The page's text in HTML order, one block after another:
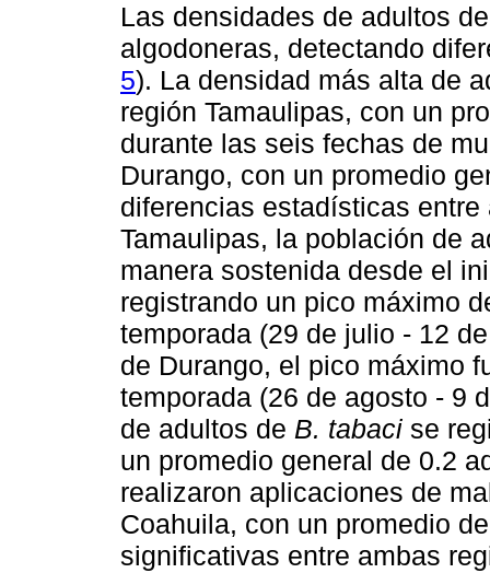
Las densidades de adultos
algodoneras, detectando
5). La densidad más alta de
región Tamaulipas, con un
durante las seis fechas de
Durango, con un promedio
diferencias estadísticas
Tamaulipas, la población de
manera sostenida desde el
registrando un pico máximo
temporada (29 de julio - 12
de Durango, el pico máximo
temporada (26 de agosto - 9
de adultos de B. tabaci se
un promedio general de 0.2
realizaron aplicaciones de
Coahuila, con un promedio
significativas entre ambas